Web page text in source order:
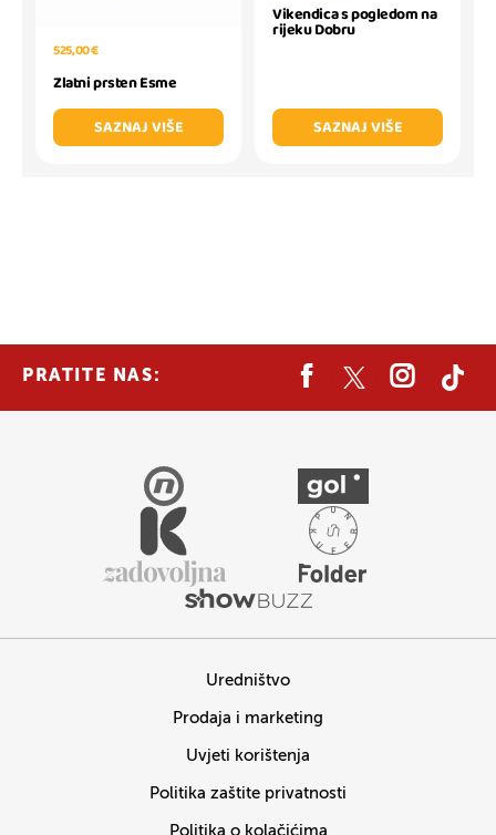
525,00 €
Zlatni prsten Esme
SAZNAJ VIŠE
Vikendica s pogledom na
rijeku Dobru
SAZNAJ VIŠE
PRATITE NAS:
Uredništvo
Prodaja i marketing
Uvjeti korištenja
Politika zaštite privatnosti
Politika o kolačićima